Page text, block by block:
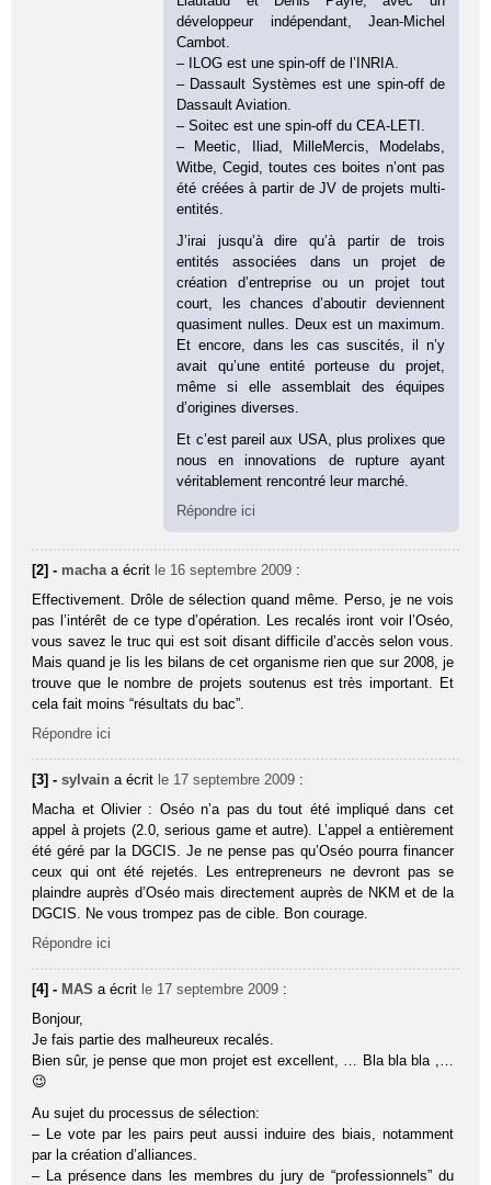
développeur indépendant, Jean-Michel
Cambot.
– ILOG est une spin-off de l’INRIA.
– Dassault Systèmes est une spin-off de
Dassault Aviation.
– Soitec est une spin-off du CEA-LETI.
– Meetic, Iliad, MilleMercis, Modelabs,
Witbe, Cegid, toutes ces boites n’ont pas
été créées à partir de JV de projets multi-
entités.
J’irai jusqu’à dire qu’à partir de trois
entités associées dans un projet de
création d’entreprise ou un projet tout
court, les chances d’aboutir deviennent
quasiment nulles. Deux est un maximum.
Et encore, dans les cas suscités, il n’y
avait qu’une entité porteuse du projet,
même si elle assemblait des équipes
d’origines diverses.
Et c’est pareil aux USA, plus prolixes que
nous en innovations de rupture ayant
véritablement rencontré leur marché.
Répondre ici
[2] - macha a écrit le 16 septembre 2009 :
Effectivement. Drôle de sélection quand même. Perso, je ne vois
pas l’intérêt de ce type d’opération. Les recalés iront voir l’Oséo,
vous savez le truc qui est soit disant difficile d’accès selon vous.
Mais quand je lis les bilans de cet organisme rien que sur 2008, je
trouve que le nombre de projets soutenus est très important. Et
cela fait moins “résultats du bac”.
Répondre ici
[3] -sylvain a écrit le 17 septembre 2009 :
Macha et Olivier : Oséo n’a pas du tout été impliqué dans cet
appel à projets (2.0, serious game et autre). L’appel a entièrement
été géré par la DGCIS. Je ne pense pas qu’Oséo pourra financer
ceux qui ont été rejetés. Les entrepreneurs ne devront pas se
plaindre auprès d’Oséo mais directement auprès de NKM et de la
DGCIS. Ne vous trompez pas de cible. Bon courage.
Répondre ici
[4] - MAS a écrit le 17 septembre 2009 :
Bonjour,
Je fais partie des malheureux recalés.
Bien sûr, je pense que mon projet est excellent, … Bla bla bla ,…
😉
Au sujet du processus de sélection:
– Le vote par les pairs peut aussi induire des biais, notamment
par la création d’alliances.
– La présence dans les membres du jury de “professionnels” du